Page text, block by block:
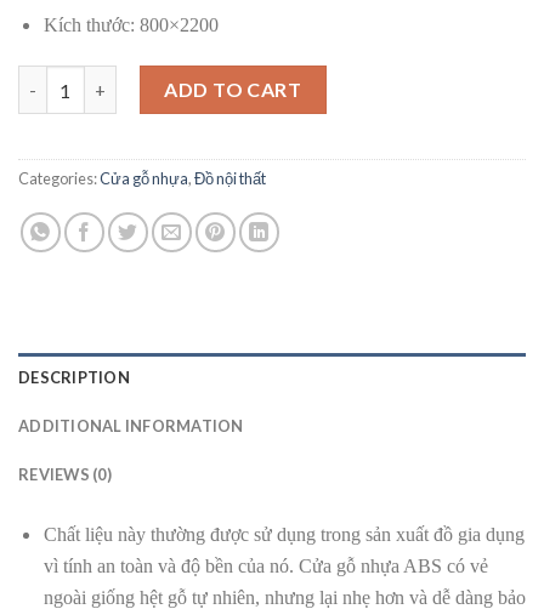
Kích thước: 800×2200
ADD TO CART
Categories:Cửa gỗ nhựa,Đồ nội thất
DESCRIPTION
ADDITIONAL INFORMATION
REVIEWS (0)
Chất liệu này thường được sử dụng trong sản xuất đồ gia dụng
vì tính an toàn và độ bền của nó. Cửa gỗ nhựa ABS có vẻ
ngoài giống hệt gỗ tự nhiên, nhưng lại nhẹ hơn và dễ dàng bảo